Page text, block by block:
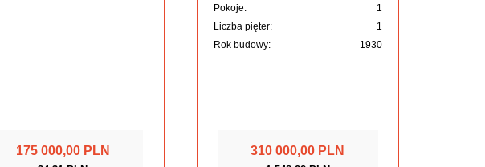
175 000,00 PLN
Pokoje:
1
Liczba pięter:
1
Rok budowy:
1930
310 000,00 PLN